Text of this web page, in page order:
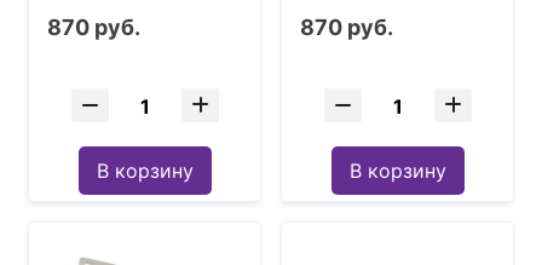
870 руб.
В корзину
870 руб.
В корзину